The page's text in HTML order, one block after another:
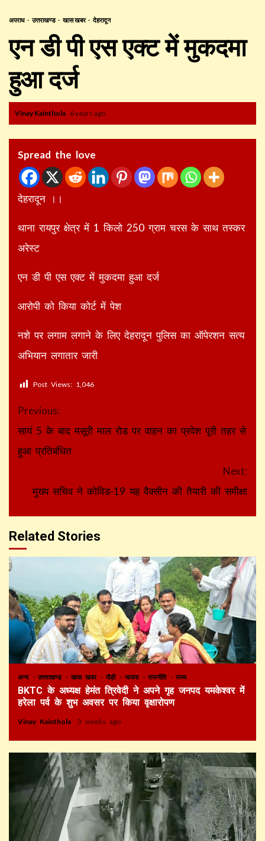
अपराध उत्तराखण्ड खास खबर देहरादून
एन डी पी एस एक्ट में मुकदमा
हुआ दर्ज
Vinay Kainthola 6 years ago
Spread the love
देहरादून ।।
थाना रायपुर क्षेत्र में 1 किलो 250 ग्राम चरस के साथ तस्कर
अरेस्ट
एन डी पी एस एक्ट में मुकदमा हुआ दर्ज
आरोपी को किया कोर्ट में पेश
नशे पर लगाम लगाने के लिए देहरादून पुलिस का ऑपेरशन सत्य
अभियान लगातार जारी
Post Views: 1,046
Continue
Reading
Previous:
सायं 5 के बाद मसूरी माल रोड पर वाहन का प्रवेश पूरी तहर से
हुआ प्रतिबंधित
Next:
मुख्य सचिव ने कोविड-19 यह वैक्सीन की तैयारी की समीक्षा
Related Stories
अन्य उत्तराखण्ड खास खबर पौड़ी भाजपा राजनीति राज्य
BKTC के अध्यक्ष हेमंत त्रिवेदी ने अपने गृह जनपद यमकेश्वर में
हरेला पर्व के शुभ अवसर पर किया वृक्षारोपण
Vinay Kainthola 3 weeks ago